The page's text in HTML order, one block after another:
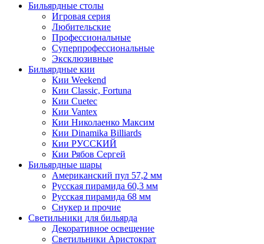
Бильярдные столы
Игровая серия
Любительские
Профессиональные
Суперпрофессиональные
Эксклюзивные
Бильярдные кии
Кии Weekend
Кии Classic, Fortuna
Кии Cuetec
Кии Vantex
Кии Николаенко Максим
Кии Dinamika Billiards
Кии РУССКИЙ
Кии Рябов Сергей
Бильярдные шары
Американский пул 57,2 мм
Русская пирамида 60,3 мм
Русская пирамида 68 мм
Снукер и прочие
Светильники для бильярда
Декоративное освещение
Светильники Аристократ